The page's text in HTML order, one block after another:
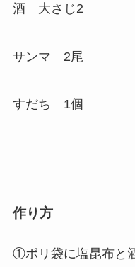
酒 大さじ2
サンマ 2尾
すだち 1個
作り方
①ポリ袋に塩昆布と